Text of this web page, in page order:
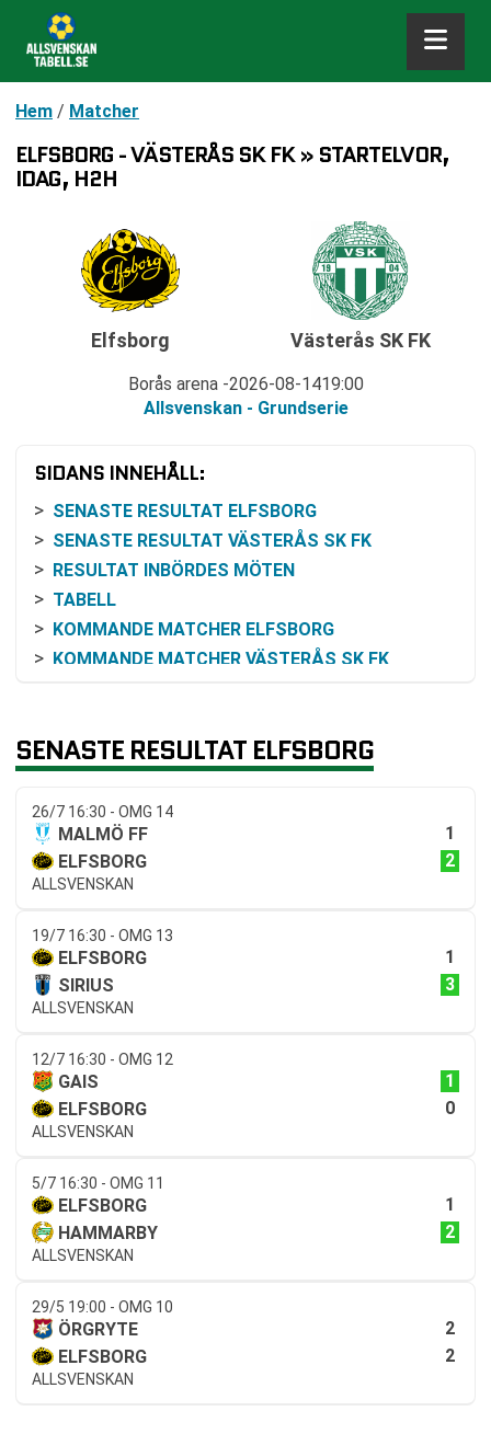
Hem / Matcher
ELFSBORG - VÄSTERÅS SK FK » STARTELVOR,
IDAG, H2H
Elfsborg
Borås arena 2026-08-1419:00
Allsvenskan - Grundserie
Västerås SK FK
SIDANS INNEHÅLL:
SENASTE RESULTAT ELFSBORG
SENASTE RESULTAT VÄSTERÅS SK FK
RESULTAT INBÖRDES MÖTEN
TABELL
KOMMANDE MATCHER ELFSBORG
KOMMANDE MATCHER VÄSTERÅS SK FK
SENASTE RESULTAT ELFSBORG
26/7 16:30 - OMG 14
MALMÖ FF
1
ELFSBORG
2
ALLSVENSKAN
19/7 16:30 - OMG 13
ELFSBORG
1
SIRIUS
3
ALLSVENSKAN
12/7 16:30 - OMG 12
GAIS
1
ELFSBORG
0
ALLSVENSKAN
5/7 16:30 - OMG 11
ELFSBORG
1
HAMMARBY
2
ALLSVENSKAN
29/5 19:00 - OMG 10
ÖRGRYTE
2
ELFSBORG
2
ALLSVENSKAN